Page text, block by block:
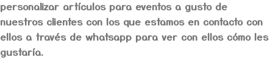
personalizar artículos para eventos a gusto de
nuestros clientes con los que estamos en contacto con
ellos a través de whatsapp para ver con ellos cómo les
gustaría.